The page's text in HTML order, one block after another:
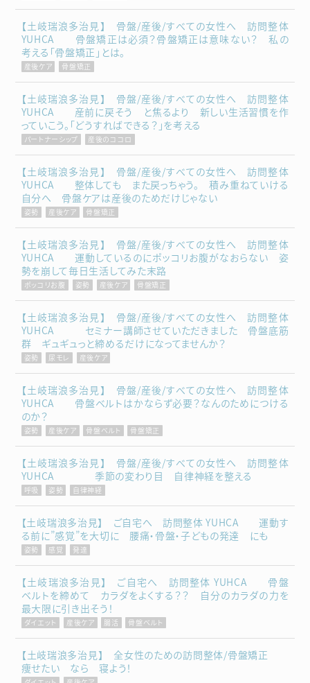
【土岐瑞浪多治見】 骨盤/産後/すべての女性へ 訪問整体
YUHCA 骨盤矯正は必須？骨盤矯正は意味ない？ 私の
考える「骨盤矯正」とは。
産後ケア 骨盤矯正
【土岐瑞浪多治見】 骨盤/産後/すべての女性へ 訪問整体
YUHCA 産前に戻そう と焦るより 新しい生活習慣を作
っていこう。「どうすればできる？」を考える
パートナーシップ 産後のココロ
【土岐瑞浪多治見】 骨盤/産後/すべての女性へ 訪問整体
YUHCA 整体しても また戻っちゃう。 積み重ねていける
自分へ 骨盤ケアは産後のためだけじゃない
姿勢 産後ケア 骨盤矯正
【土岐瑞浪多治見】 骨盤/産後/すべての女性へ 訪問整体
YUHCA 運動しているのにポッコリお腹がなおらない 姿
勢を崩して毎日生活してみた末路
ポッコリお腹 姿勢 産後ケア 骨盤矯正
【土岐瑞浪多治見】 骨盤/産後/すべての女性へ 訪問整体
YUHCA セミナー講師させていただきました 骨盤底筋
群 ギュギュっと締めるだけになってませんか？
姿勢 尿モレ 産後ケア
【土岐瑞浪多治見】 骨盤/産後/すべての女性へ 訪問整体
YUHCA 骨盤ベルトはかならず必要？なんのためにつける
のか？
姿勢 産後ケア 骨盤ベルト 骨盤矯正
【土岐瑞浪多治見】 骨盤/産後/すべての女性へ 訪問整体
YUHCA 季節の変わり目 自律神経を整える
呼吸 姿勢 自律神経
【土岐瑞浪多治見】 ご自宅へ 訪問整体 YUHCA 運動す
る前に”感覚”を大切に 腰痛・骨盤・子どもの発達 にも
姿勢 感覚 発達
【土岐瑞浪多治見】 ご自宅へ 訪問整体 YUHCA 骨盤
ベルトを締めて カラダをよくする？？ 自分のカラダの力を
最大限に引き出そう！
ダイエット 産後ケア 腸活 骨盤ベルト
【土岐瑞浪多治見】 全女性のための訪問整体/骨盤矯正
痩せたい なら 寝よう！